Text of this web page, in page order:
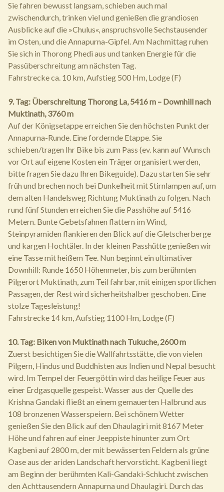
Sie fahren bewusst langsam, schieben auch mal
zwischendurch, trinken viel und genießen die grandiosen
Ausblicke auf die »Chulus«, anspruchsvolle Sechstausender
im Osten, und die Annapurna-Gipfel. Am Nachmittag ruhen
Sie sich in Thorong Phedi aus und tanken Energie für die
Passüberschreitung am nächsten Tag.
Fahrstrecke ca. 10 km, Aufstieg 500 Hm, Lodge (F)
9. Tag: Überschreitung Thorong La, 5416 m – Downhill nach
Muktinath, 3760 m
Auf der Königsetappe erreichen Sie den höchsten Punkt der
Annapurna-Runde. Eine fordernde Etappe. Sie
schieben/tragen Ihr Bike bis zum Pass (ev. kann auf Wunsch
vor Ort auf eigene Kosten ein Träger organisiert werden,
bitte fragen Sie dazu Ihren Bikeguide). Dazu starten Sie sehr
früh und brechen noch bei Dunkelheit mit Stirnlampen auf, um
dem alten Handelsweg Richtung Muktinath zu folgen. Nach
rund fünf Stunden erreichen Sie die Passhöhe auf 5416
Metern. Bunte Gebetsfahnen flattern im Wind,
Steinpyramiden flankieren den Blick auf die Gletscherberge
und kargen Hochtäler. In der kleinen Passhütte genießen wir
eine Tasse mit heißem Tee. Nun beginnt ein ultimativer
Downhill: Runde 1650 Höhenmeter, bis zum berühmten
Pilgerort Muktinath, zum Teil fahrbar, mit einigen sportlichen
Passagen, der Rest wird sicherheitshalber geschoben. Eine
stolze Tagesleistung!
Fahrstrecke 14 km, Aufstieg 1100 Hm, Lodge (F)
10. Tag: Biken von Muktinath nach Tukuche, 2600 m
Zuerst besichtigen Sie die Wallfahrtsstätte, die von vielen
Pilgern, Hindus und Buddhisten aus Indien und Nepal besucht
wird. Im Tempel der Feuergöttin wird das heilige Feuer aus
einer Erdgasquelle gespeist. Wasser aus der Quelle des
Krishna Gandaki fließt an einem gemauerten Halbrund aus
108 bronzenen Wasserspeiern. Bei schönem Wetter
genießen Sie den Blick auf den Dhaulagiri mit 8167 Meter
Höhe und fahren auf einer Jeeppiste hinunter zum Ort
Kagbeni auf 2800 m, der mit bewässerten Feldern als grüne
Oase aus der ariden Landschaft hervorsticht. Kagbeni liegt
am Beginn der berühmten Kali-Gandaki-Schlucht zwischen
den Achttausendern Annapurna und Dhaulagiri. Durch das